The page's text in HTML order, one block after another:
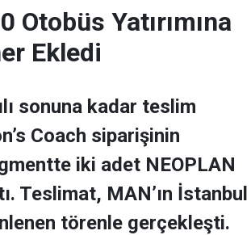
Yatırımına
Ekledi
sonuna kadar teslim
Coach siparişinin
iki adet NEOPLAN
Teslimat, MAN’ın İstanbul
törenle gerçekleşti.